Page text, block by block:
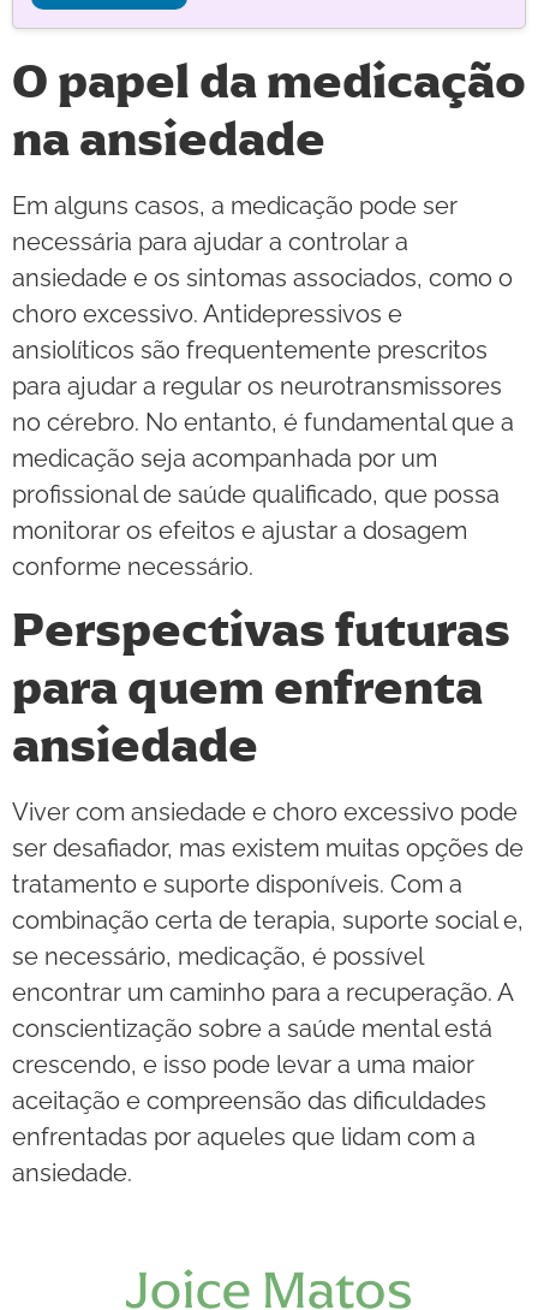
O papel da medicação
na ansiedade
Em alguns casos, a medicação pode ser
necessária para ajudar a controlar a
ansiedade e os sintomas associados, como o
choro excessivo. Antidepressivos e
ansiolíticos são frequentemente prescritos
para ajudar a regular os neurotransmissores
no cérebro. No entanto, é fundamental que a
medicação seja acompanhada por um
profissional de saúde qualificado, que possa
monitorar os efeitos e ajustar a dosagem
conforme necessário.
Perspectivas futuras
para quem enfrenta
ansiedade
Viver com ansiedade e choro excessivo pode
ser desafiador, mas existem muitas opções de
tratamento e suporte disponíveis. Com a
combinação certa de terapia, suporte social e,
se necessário, medicação, é possível
encontrar um caminho para a recuperação. A
conscientização sobre a saúde mental está
crescendo, e isso pode levar a uma maior
aceitação e compreensão das dificuldades
enfrentadas por aqueles que lidam com a
ansiedade.